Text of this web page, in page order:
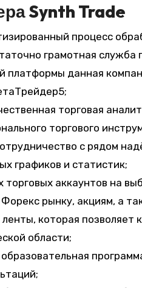
Synth Trade
процесс
грамотная служба
платформы данная
торговая
торгового
с рядом
графиков и статистик;
торговых аккаунтов на
рынку, акциям, а
которая позволяет
области;